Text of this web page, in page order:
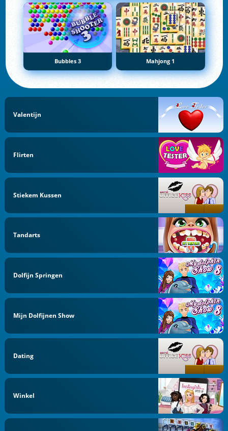
Bubbles 3 Mahjong 1
Valentijn
Flirten
Stiekem Kussen
Tandarts
Dolfijn Springen
Mijn Dolfijnen Show
Dating
Winkel